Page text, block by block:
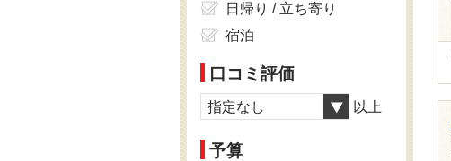
日帰り / 立ち寄り
宿泊
口コミ評価
指定なし 以上
予算